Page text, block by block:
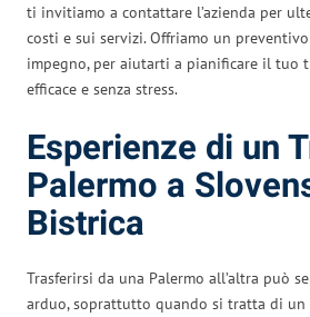
ti invitiamo a contattare l’azienda per
costi e sui servizi. Offriamo un
impegno, per aiutarti a pianificare il tuo
efficace e senza stress.
Esperienze di un
Palermo a
Bistrica
Trasferirsi da una Palermo all’altra può
arduo, soprattutto quando si tratta di un